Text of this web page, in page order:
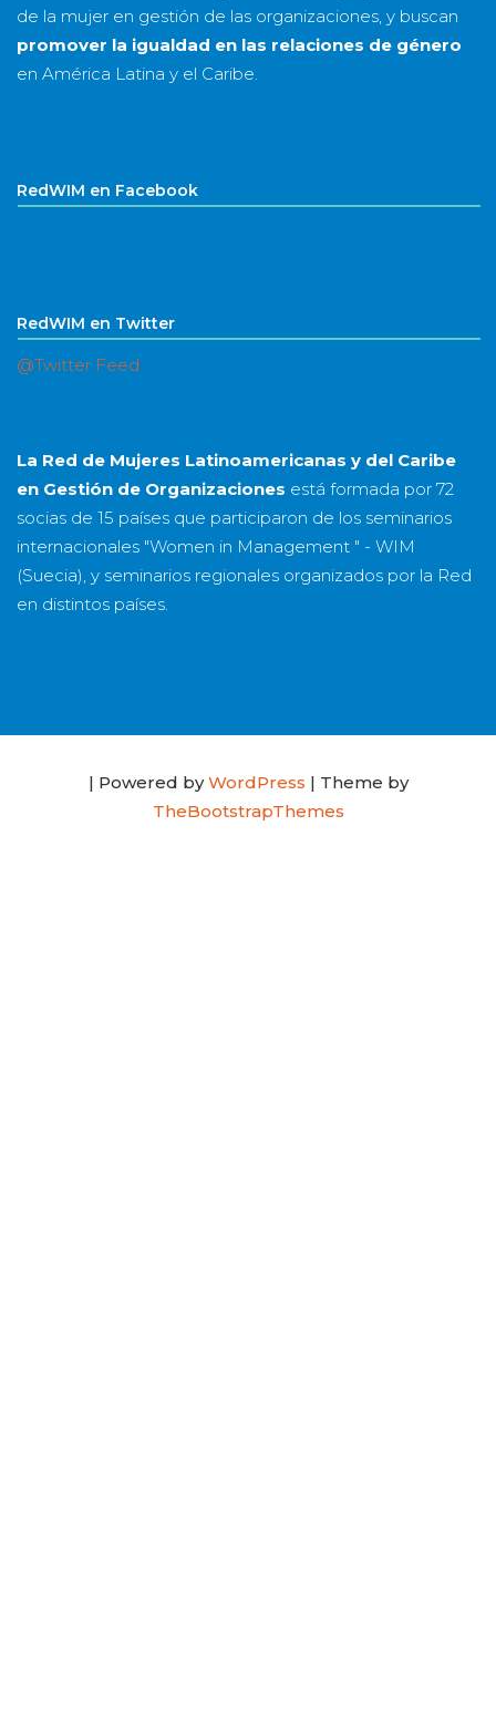
de la mujer en gestión de las organizaciones, y buscan
promover la igualdad en las relaciones de género
en América Latina y el Caribe.
RedWIM en Facebook
RedWIM en Twitter
@Twitter Feed
La Red de Mujeres Latinoamericanas y del Caribe
en Gestión de Organizaciones está formada por 72
socias de 15 países que participaron de los seminarios
internacionales "Women in Management " - WIM
(Suecia), y seminarios regionales organizados por la Red
en distintos países.
| Powered byWordPress | Theme by
TheBootstrapThemes